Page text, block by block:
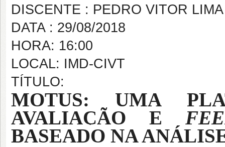
DISCENTE : PEDRO VITOR
DATA : 29/08/2018
HORA: 16:00
LOCAL: IMD-CIVT
TÍTULO:
MOTUS: UMA
AVALIAÇÃO E
BASEADO NA